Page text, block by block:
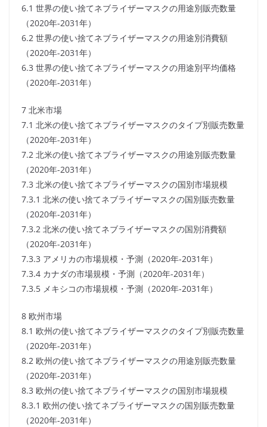
6.1 世界の使い捨てネブライザーマスクの用途別販売数量
（2020年-2031年）
6.2 世界の使い捨てネブライザーマスクの用途別消費額
（2020年-2031年）
6.3 世界の使い捨てネブライザーマスクの用途別平均価格
（2020年-2031年）
7 北米市場
7.1 北米の使い捨てネブライザーマスクのタイプ別販売数量
（2020年-2031年）
7.2 北米の使い捨てネブライザーマスクの用途別販売数量
（2020年-2031年）
7.3 北米の使い捨てネブライザーマスクの国別市場規模
7.3.1 北米の使い捨てネブライザーマスクの国別販売数量
（2020年-2031年）
7.3.2 北米の使い捨てネブライザーマスクの国別消費額
（2020年-2031年）
7.3.3 アメリカの市場規模・予測（2020年-2031年）
7.3.4 カナダの市場規模・予測（2020年-2031年）
7.3.5 メキシコの市場規模・予測（2020年-2031年）
8 欧州市場
8.1 欧州の使い捨てネブライザーマスクのタイプ別販売数量
（2020年-2031年）
8.2 欧州の使い捨てネブライザーマスクの用途別販売数量
（2020年-2031年）
8.3 欧州の使い捨てネブライザーマスクの国別市場規模
8.3.1 欧州の使い捨てネブライザーマスクの国別販売数量
（2020年-2031年）